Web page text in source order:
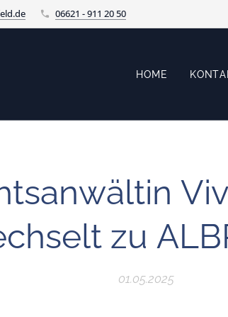
06621 - 911 20 50
HOME
zu
01.05.2025